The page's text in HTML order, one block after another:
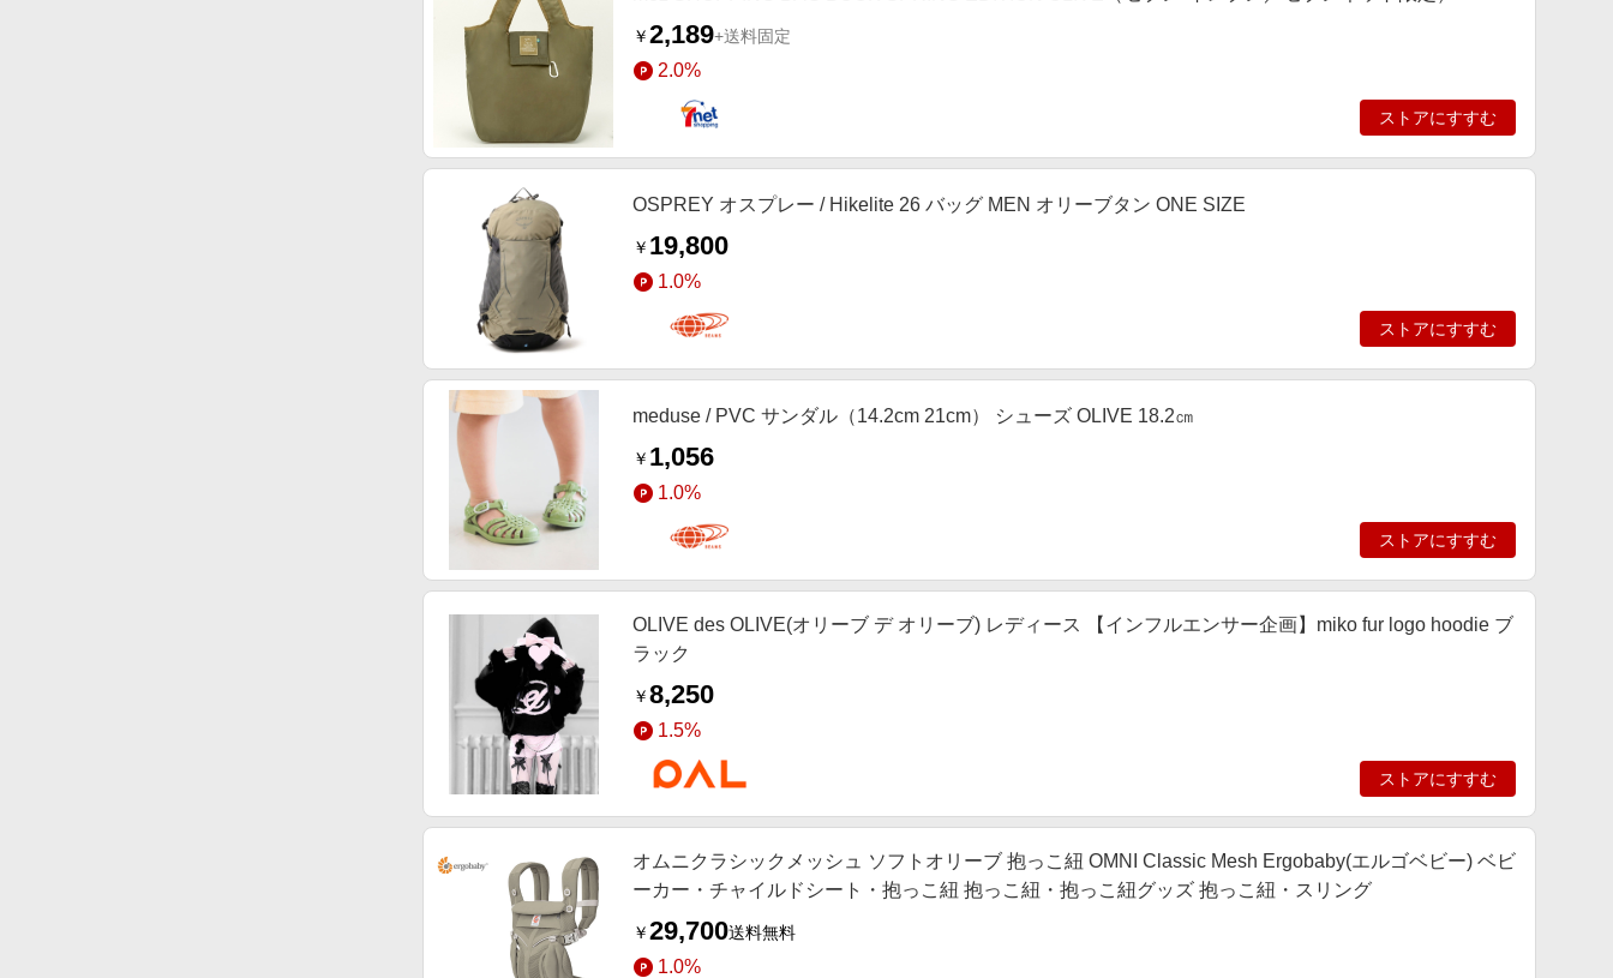
￥2,189+送料固定
2.0%
ストアにすすむ
OSPREY オスプレー / Hikelite 26 バッグ MEN オリーブタン ONE SIZE
￥ 19,800
1.0%
ストアにすすむ
meduse / PVC サンダル（14.2cm 21cm） シューズ OLIVE 18.2㎝
￥ 1,056
1.0%
ストアにすすむ
OLIVE des OLIVE(オリーブ デ オリーブ) レディース 【インフルエンサー企画】miko fur logo hoodie ブ
ラック
￥8,250
1.5%
ストアにすすむ
オムニクラシックメッシュ ソフトオリーブ 抱っこ紐 OMNI Classic Mesh Ergobaby(エルゴベビー) ベビ
ーカー・チャイルドシート・抱っこ紐 抱っこ紐・抱っこ紐グッズ 抱っこ紐・スリング
￥29,700送料無料
1.0%